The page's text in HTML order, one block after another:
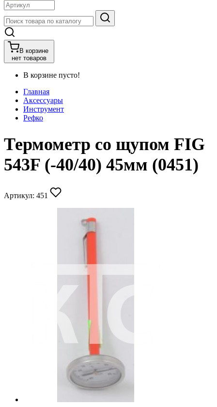
В корзине
нет товаров
В корзине пусто!
Главная
Аксессуары
Инструмент
Рефко
Термометр со щупом FIG
543F (-40/40) 45мм (0451)
Артикул: 451